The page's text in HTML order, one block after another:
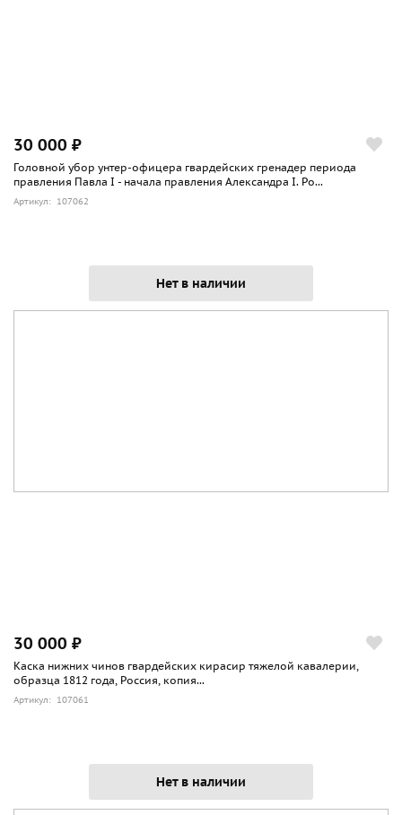
30 000 ₽
Головной убор унтер-офицера гвардейских гренадер периода
правления Павла I - начала правления Александра I. Ро...
Артикул: 107062
Нет в наличии
30 000 ₽
Каска нижних чинов гвардейских кирасир тяжелой кавалерии,
образца 1812 года, Россия, копия...
Артикул: 107061
Нет в наличии